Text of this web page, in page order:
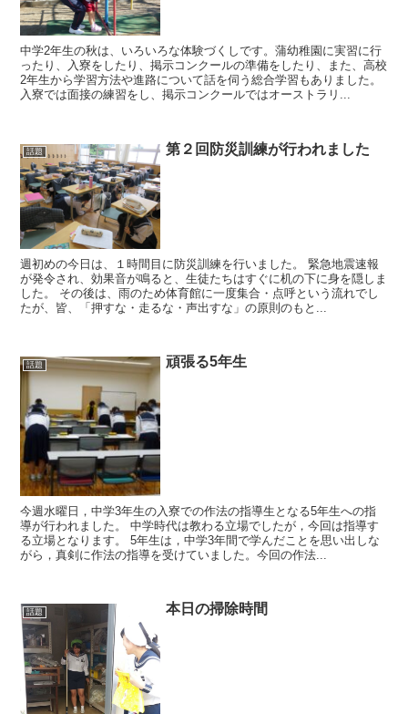
中学2年生の秋は、いろいろな体験づくしです。蒲幼稚園に実習に行
ったり、入寮をしたり、掲示コンクールの準備をしたり、また、高校
2年生から学習方法や進路について話を伺う総合学習もありました。
入寮では面接の練習をし、掲示コンクールではオーストラリ...
話題 第２回防災訓練が行われました
週初めの今日は、１時間目に防災訓練を行いました。 緊急地震速報
が発令され、効果音が鳴ると、生徒たちはすぐに机の下に身を隠しま
した。 その後は、雨のため体育館に一度集合・点呼という流れでし
たが、皆、「押すな・走るな・声出すな」の原則のもと...
話題 頑張る5年生
今週水曜日，中学3年生の入寮での作法の指導生となる5年生への指
導が行われました。 中学時代は教わる立場でしたが，今回は指導す
る立場となります。 5年生は，中学3年間で学んだことを思い出しな
がら，真剣に作法の指導を受けていました。今回の作法...
話題 本日の掃除時間